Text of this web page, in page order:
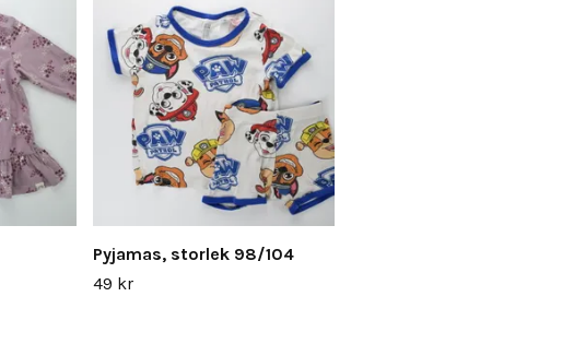
Pyjamas, storlek 98/104
49 kr